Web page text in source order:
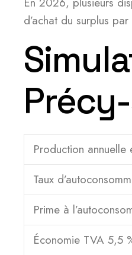
d’achat du surplus
Production annuelle
Taux
Prime à
Économie TVA 5,5